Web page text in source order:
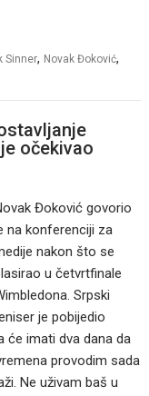
Sinner, Novak Đoković,
očekivao
Đoković govorio
na konferenciji za
nakon što se
u četvrtfinale
Srpski
je pobijedio
će imati dva dana da
provodim sada
Ne uživam baš u